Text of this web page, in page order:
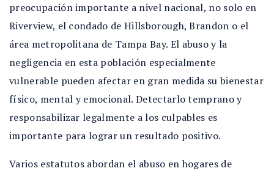
preocupación importante a nivel nacional, no solo en
Riverview, el condado de Hillsborough, Brandon o el
área metropolitana de Tampa Bay. El abuso y la
negligencia en esta población especialmente
vulnerable pueden afectar en gran medida su bienestar
físico, mental y emocional. Detectarlo temprano y
responsabilizar legalmente a los culpables es
importante para lograr un resultado positivo.
Varios estatutos abordan el abuso en hogares de